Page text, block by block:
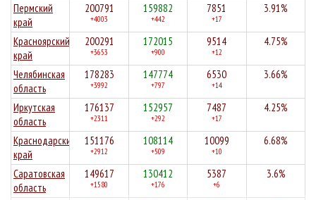
Пермский
край
200791
+4003
159882
+442
7851
+17
3.91%
Красноярский
край
200291
+3653
172015
+900
9514
+12
4.75%
Челябинская
область
178283
+3992
147774
+797
6530
+14
3.66%
Иркутская
область
176137
+2311
152957
+292
7487
+17
4.25%
Краснодарский
край
151176
+2912
108114
+509
10099
+10
6.68%
Саратовская
область
149617
+1580
130412
+176
5387
+6
3.6%